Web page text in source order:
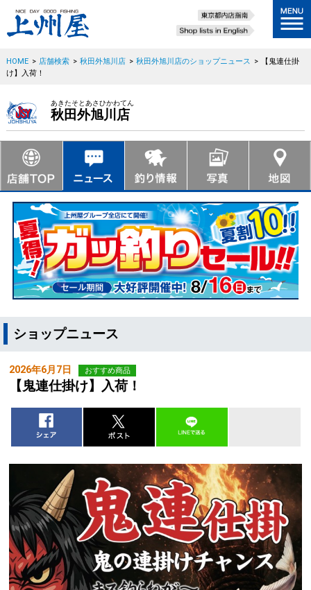
HOME > 店舗検索 > 秋田外旭川店 > 秋田外旭川店のショップニュース >
【鬼連仕掛
け】入荷！
あきたそとあさひかわてん
秋田外旭川店
ショップニュース
2026年6月7日 おすすめ商品
【鬼連仕掛け】入荷！